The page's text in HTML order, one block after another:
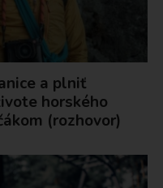
a plniť
horského
(rozhovor)